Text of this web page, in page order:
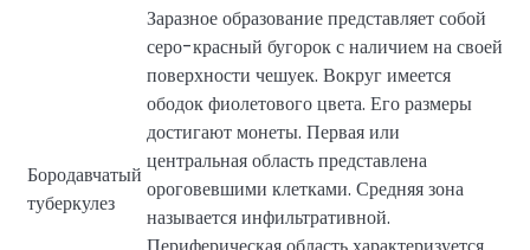
Бородавчатый
туберкулез
Заразное образование представляет собой
серо-красный бугорок с наличием на своей
поверхности чешуек. Вокруг имеется
ободок фиолетового цвета. Его размеры
достигают монеты. Первая или
центральная область представлена
ороговевшими клетками. Средняя зона
называется инфильтративной.